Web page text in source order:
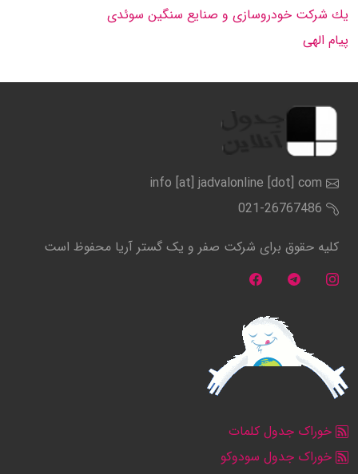
یك شركت خودروسازی و صنایع سنگین سوئدی
پیام الهی
info [at] jadvalonline [dot] com
021-26767486
کلیه حقوق برای شرکت صفر و یک گستر آریا محفوظ است
خوراک جدول کلمات
خوراک جدول سودوکو